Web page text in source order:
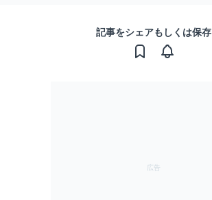
記事をシェアもしくは保存